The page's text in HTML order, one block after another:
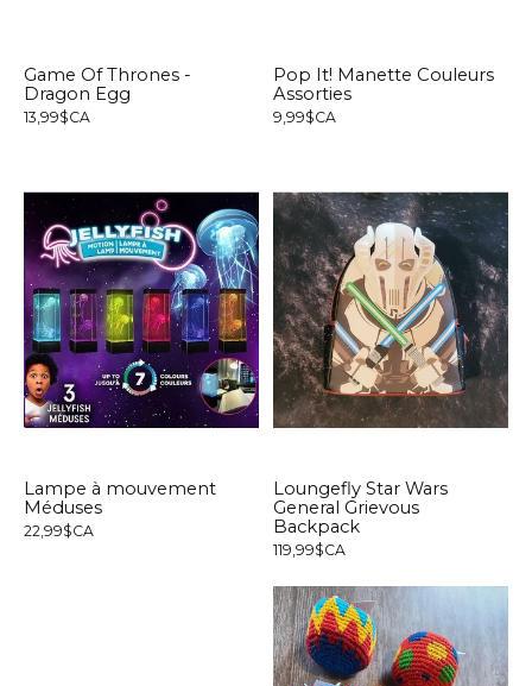
Game Of Thrones -
Dragon Egg
13,99$CA
Pop It! Manette Couleurs
Assorties
9,99$CA
Lampe à mouvement
Méduses
22,99$CA
Loungefly Star Wars
General Grievous
Backpack
119,99$CA